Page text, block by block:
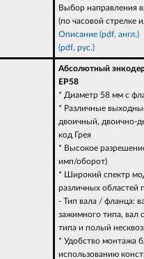
Выбор направления
(по часовой стрелке
Описание (pdf, англ.)
(pdf, рус.)
Абсолютный
EP58
* Диаметр 58 мм с
* Различные
двоичный, двоично-
код Грея
* Высокое
имп/оборот)
* Широкий спектр
различных областей
- Тип вала / фланца:
зажимного типа, вал
типа и полый
* Удобство монтажа
использованию